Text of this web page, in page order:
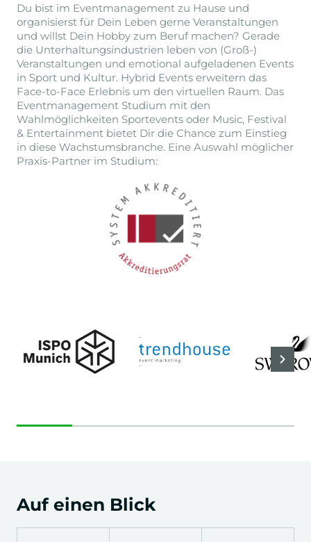
Du bist im Eventmanagement zu Hause und
organisierst für Dein Leben gerne Veranstaltungen
und willst Dein Hobby zum Beruf machen? Gerade
die Unterhaltungsindustrien leben von (Groß-)
Veranstaltungen und emotional aufgeladenen Events
in Sport und Kultur. Hybrid Events erweitern das
Face-to-Face Erlebnis um den virtuellen Raum. Das
Eventmanagement Studium mit den
Wahlmöglichkeiten Sportevents oder Music, Festival
& Entertainment bietet Dir die Chance zum Einstieg
in diese Wachstumsbranche. Eine Auswahl möglicher
Praxis-Partner im Studium:
Auf einen Blick